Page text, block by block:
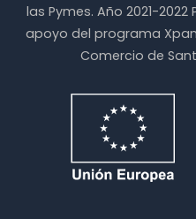
las Pymes. Año 2021-
apoyo del programa
Comercio de